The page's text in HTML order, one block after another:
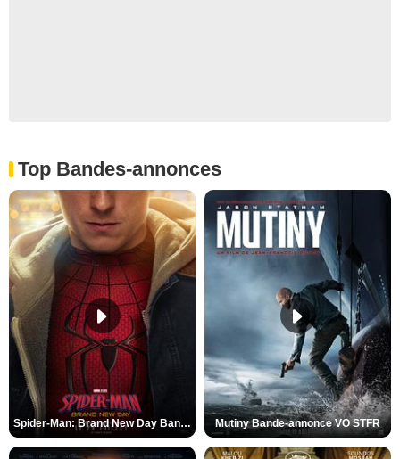
Top Bandes-annonces
Spider-Man: Brand New Day Bande-annonce VO STFR Mutiny Bande-annonce VO STFR